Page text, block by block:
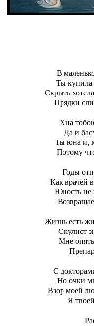
В
Ты купила
Скрыть
Прядки
Хна
Да и
Ты юна и,
Потому
Годы
Как врачей
Юность не
Жизнь есть
Окулист
Мне
С
Но очки
Взор моей
Я